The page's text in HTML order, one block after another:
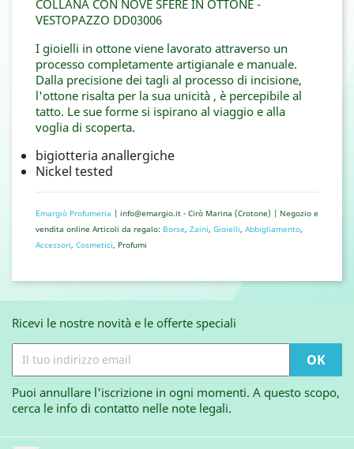
COLLANA CON NOVE SFERE IN OTTONE -
VESTOPAZZO DD03006
I gioielli in ottone viene lavorato attraverso un
processo completamente artigianale e manuale.
Dalla precisione dei tagli al processo di incisione,
l'ottone risalta per la sua unicità , è percepibile al
tatto. Le sue forme si ispirano al viaggio e alla
voglia di scoperta.
bigiotteria anallergiche
Nickel tested
Emargiò Profumeria | info@emargio.it - Cirò Marina (Crotone) | Negozio e
vendita online Articoli da regalo: Borse, Zaini, Gioielli, Abbigliamento,
Accessori, Cosmetici, Profumi
Ricevi le nostre novità e le offerte speciali
Puoi annullare l'iscrizione in ogni momenti. A questo scopo,
cerca le info di contatto nelle note legali.